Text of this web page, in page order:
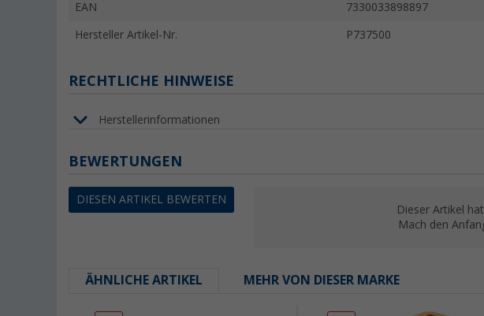
EAN 7330033898897
Hersteller Artikel-Nr. P737500
RECHTLICHE HINWEISE
Herstellerinformationen
BEWERTUNGEN
DIESEN ARTIKEL BEWERTEN
Dieser Artikel
Mach den
ÄHNLICHE ARTIKEL MEHR VON DIESER MARKE